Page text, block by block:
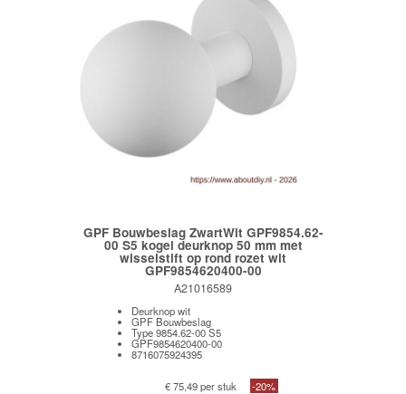
GPF Bouwbeslag ZwartWit GPF9854.62-
00 S5 kogel deurknop 50 mm met
wisselstift op rond rozet wit
GPF9854620400-00
A21016589
Deurknop wit
GPF Bouwbeslag
Type 9854.62-00 S5
GPF9854620400-00
8716075924395
€ 75,49 per stuk -20%